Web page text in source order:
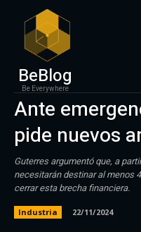
BeBlog
Be Everywhere
Ante
pide nuevos
Guterres argumentó que, a
necesitarán destinar al menos
cerrar esta brecha financiera.
Industria 22/11/2024